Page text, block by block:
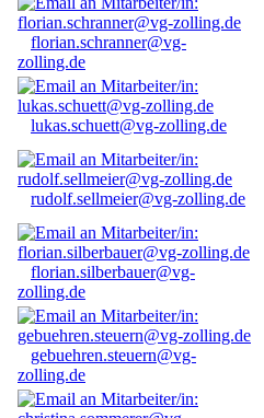
florian.schranner@vg-
zolling.de
lukas.schuett@vg-zolling.de
rudolf.sellmeier@vg-zolling.de
florian.silberbauer@vg-
zolling.de
gebuehren.steuern@vg-
zolling.de